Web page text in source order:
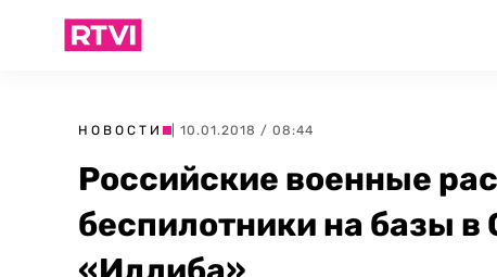
НОВОСТИ | 10.01.2018 / 08:44
Российские военные
беспилотники на базы в